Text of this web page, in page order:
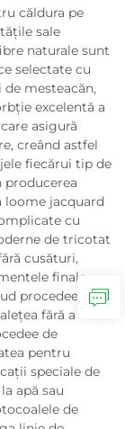
căldura pe
sale
naturale sunt
selectate cu
mesteacăn,
excelentă a
asigură
creând astfel
fiecărui tip de
producerea
loome jacquard
cu
de tricotat
cusături,
finale
procedee de
fără a
de
pentru
speciale de
apă sau
de